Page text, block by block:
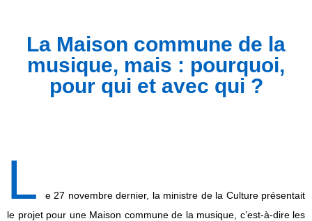
La Maison commune de la
musique, mais : pourquoi,
pour qui et avec qui ?
L
e 27 novembre dernier, la ministre de la Culture présentait
le projet pour une Maison commune de la musique, c’est-à-dire les